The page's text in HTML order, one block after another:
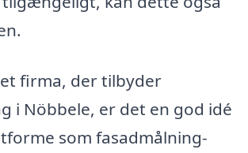
firma, der tilbyder
i Nöbbele, er det en god idé
som fasadmålning-